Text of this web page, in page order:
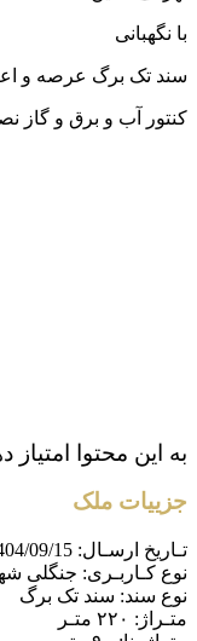
با نگهبانی
سند تک برگ عرصه و
کنتور آب و برق و گاز
به این محتوا امتیاز
جزییات ملک
تـاریخ ارسـال: 09/15
نوع کـاربـری: جنگلی
نوع سند: سند تک برگ
متـراژ: ۲۲۰ متـر